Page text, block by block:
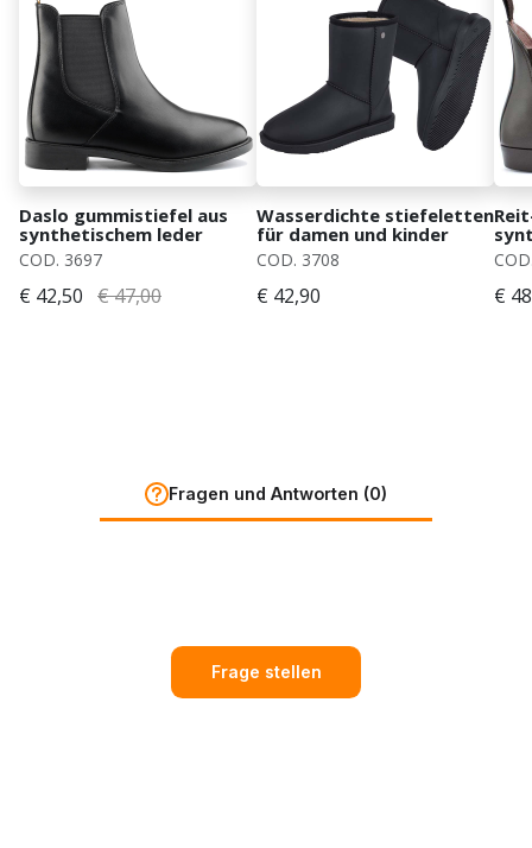
Daslo gummistiefel aus
synthetischem leder
COD. 3697
€ 42,50 € 47,00
Wasserdichte stiefeletten
für damen und kinder
COD. 3708
€ 42,90 €
Fragen und Antworten (0)
Frage stellen